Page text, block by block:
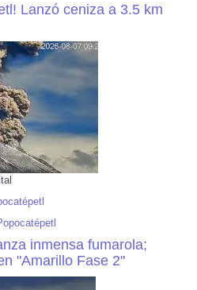
Lanzó ceniza a 3.5 km
inmensa fumarola;
"Amarillo Fase 2"